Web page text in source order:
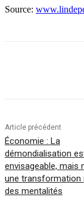
Source:
Article précédent
Économie : La
démondialisation
envisageable, mais
une transformation
des mentalités